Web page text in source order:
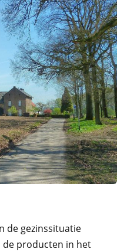
de gezinssituatie
producten in het